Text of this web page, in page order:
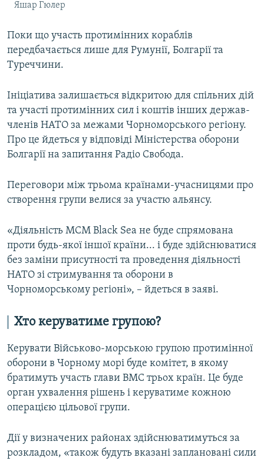
Яшар Гюлер
Поки що участь протимінних кораблів
передбачається лише для Румунії, Болгарії та
Туреччини.
Ініціатива залишається відкритою для спільних дій
та участі протимінних сил і коштів інших держав-
членів НАТО за межами Чорноморського регіону.
Про це йдеться у відповіді Міністерства оборони
Болгарії на запитання Радіо Свобода.
Переговори між трьома країнами-учасницями про
створення групи велися за участю альянсу.
«Діяльність MCM Black Sea не буде спрямована
проти будь-якої іншої країни... і буде здійснюватися
без заміни присутності та проведення діяльності
НАТО зі стримування та оборони в
Чорноморському регіоні», – йдеться в заяві.
Хто керуватиме групою?
Керувати Військово-морською групою протимінної
оборони в Чорному морі буде комітет, в якому
братимуть участь глави ВМС трьох країн. Це буде
орган ухвалення рішень і керуватиме кожною
операцією цільової групи.
Дії у визначених районах здійснюватимуться за
розкладом, «також будуть вказані заплановані сили